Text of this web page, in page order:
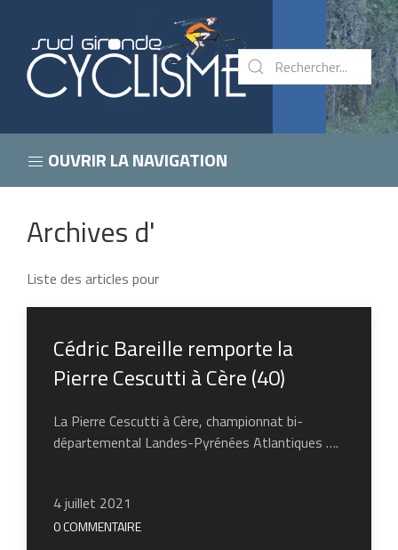
OUVRIR LA NAVIGATION
Archives d'
Liste des articles pour
Cédric Bareille remporte la
Pierre Cescutti à Cère (40)
La Pierre Cescutti à Cère, championnat bi-
départemental Landes-Pyrénées Atlantiques ….
4 juillet 2021
0 COMMENTAIRE